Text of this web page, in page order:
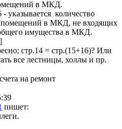
в МКД.
- указывается количество
в МКД, не входящих
имущества в МКД.
стр.14 = стр.(15+16)? Или
все лестницы, холлы и пр.
на ремонт
пишет: